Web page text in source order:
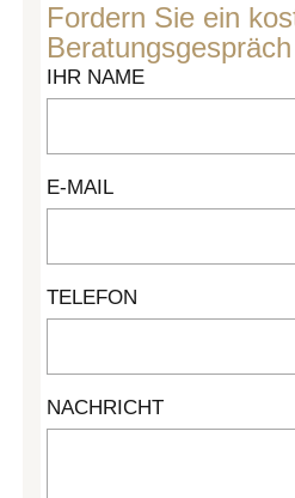
Fordern Sie ein
IHR NAME
E-MAIL
TELEFON
NACHRICHT